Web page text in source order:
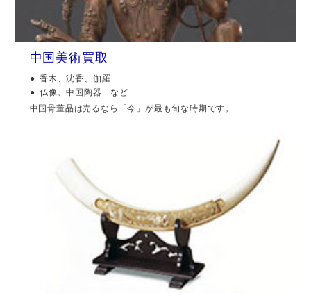
中国美術買取
香木、沈香、伽羅
仏像、中国陶器 など
中国骨董品は売るなら「今」が最も旬な時期です。